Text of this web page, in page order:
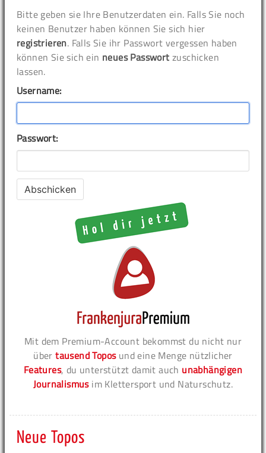
Bitte geben sie Ihre Benutzerdaten ein. Falls Sie noch
keinen Benutzer haben können Sie sich hier
registrieren. Falls Sie ihr Passwort vergessen haben
können Sie sich ein neues Passwort zuschicken
lassen.
Username:
Passwort:
Mit dem Premium-Account bekommst du nicht nur
übertausend Toposund eine Menge nützlicher
Features, du unterstützt damit auch unabhängigen
Journalismusim Klettersport und Naturschutz.
Neue Topos